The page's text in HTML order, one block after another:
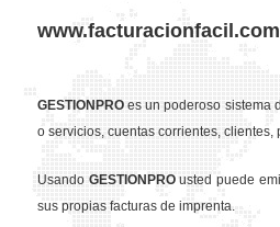
GESTION PRO es un poderoso sistema
o servicios, cuentas corrientes,
Usando GESTION PROusted puede
sus propias facturas de imprenta.